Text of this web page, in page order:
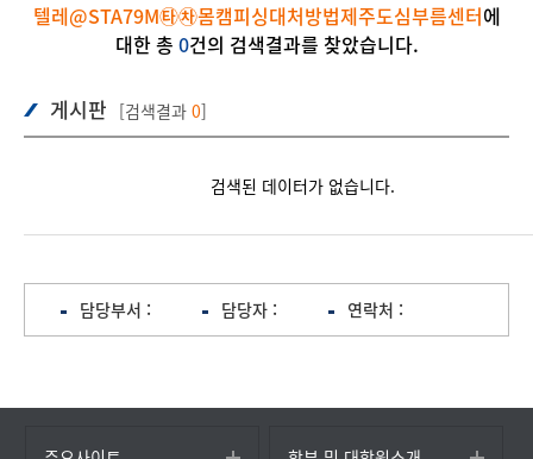
텔레@STA79M㉹㉷몸캠피싱대처방법제주도심부름센터에
대한 총 0건의 검색결과를 찾았습니다.
게시판 [검색결과 0]
검색된 데이터가 없습니다.
담당부서 : 담당자 : 연락처 :